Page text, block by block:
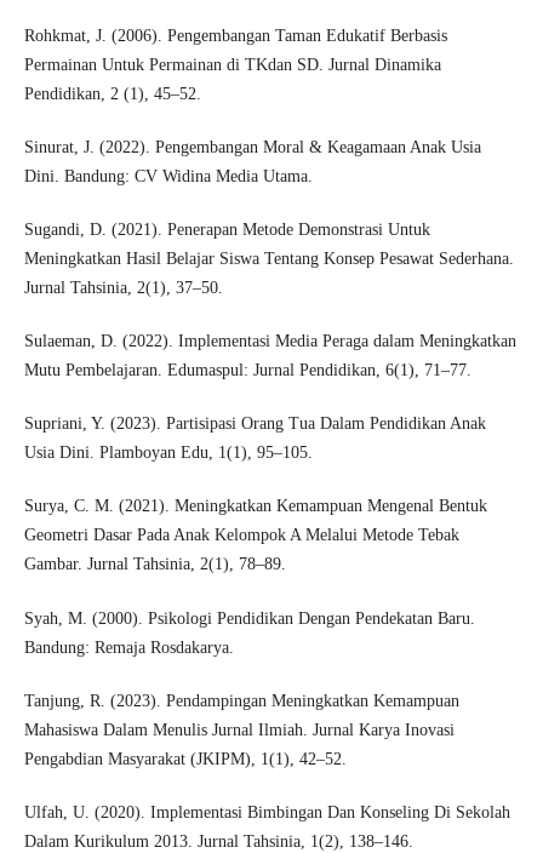
Rohkmat, J. (2006). Pengembangan Taman Edukatif Berbasis
Permainan Untuk Permainan di TKdan SD. Jurnal Dinamika
Pendidikan, 2 (1), 45–52.
Sinurat, J. (2022). Pengembangan Moral & Keagamaan Anak Usia
Dini. Bandung: CV Widina Media Utama.
Sugandi, D. (2021). Penerapan Metode Demonstrasi Untuk
Meningkatkan Hasil Belajar Siswa Tentang Konsep Pesawat Sederhana.
Jurnal Tahsinia, 2(1), 37–50.
Sulaeman, D. (2022). Implementasi Media Peraga dalam Meningkatkan
Mutu Pembelajaran. Edumaspul: Jurnal Pendidikan, 6(1), 71–77.
Supriani, Y. (2023). Partisipasi Orang Tua Dalam Pendidikan Anak
Usia Dini. Plamboyan Edu, 1(1), 95–105.
Surya, C. M. (2021). Meningkatkan Kemampuan Mengenal Bentuk
Geometri Dasar Pada Anak Kelompok A Melalui Metode Tebak
Gambar. Jurnal Tahsinia, 2(1), 78–89.
Syah, M. (2000). Psikologi Pendidikan Dengan Pendekatan Baru.
Bandung: Remaja Rosdakarya.
Tanjung, R. (2023). Pendampingan Meningkatkan Kemampuan
Mahasiswa Dalam Menulis Jurnal Ilmiah. Jurnal Karya Inovasi
Pengabdian Masyarakat (JKIPM), 1(1), 42–52.
Ulfah, U. (2020). Implementasi Bimbingan Dan Konseling Di Sekolah
Dalam Kurikulum 2013. Jurnal Tahsinia, 1(2), 138–146.